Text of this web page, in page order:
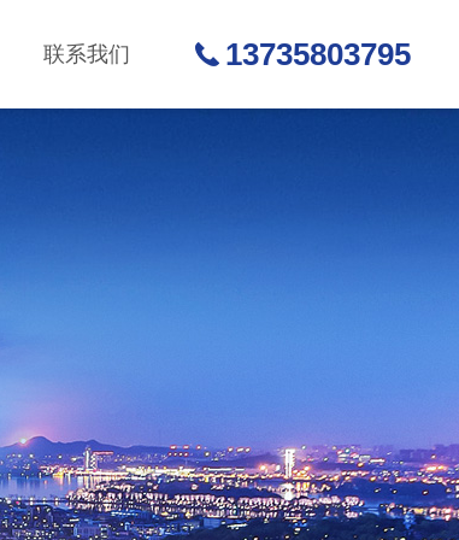
联系我们 13735803795